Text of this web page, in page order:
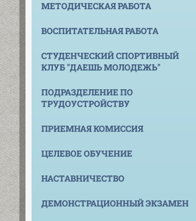
МЕТОДИЧЕСКАЯ РАБОТА
ВОСПИТАТЕЛЬНАЯ РАБОТА
СТУДЕНЧЕСКИЙ СПОРТИВНЫЙ
КЛУБ "ДАЕШЬ МОЛОДЕЖЬ"
ПОДРАЗДЕЛЕНИЕ ПО
ТРУДОУСТРОЙСТВУ
ПРИЕМНАЯ КОМИССИЯ
ЦЕЛЕВОЕ ОБУЧЕНИЕ
НАСТАВНИЧЕСТВО
ДЕМОНСТРАЦИОННЫЙ ЭКЗАМЕН